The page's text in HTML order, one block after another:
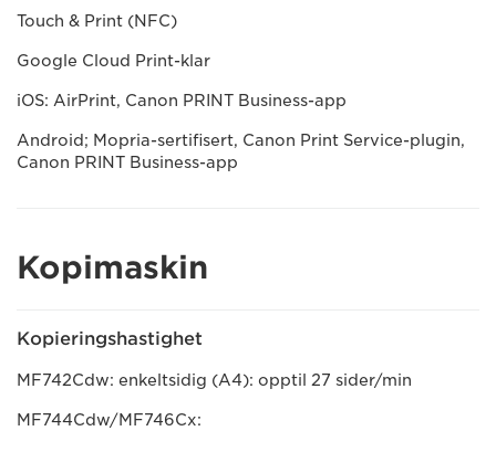
Touch & Print (NFC)
Google Cloud Print-klar
iOS: AirPrint, Canon PRINT Business-app
Android; Mopria-sertifisert, Canon Print Service-plugin,
Canon PRINT Business-app
Kopimaskin
Kopieringshastighet
MF742Cdw: enkeltsidig (A4): opptil 27 sider/min
MF744Cdw/MF746Cx: